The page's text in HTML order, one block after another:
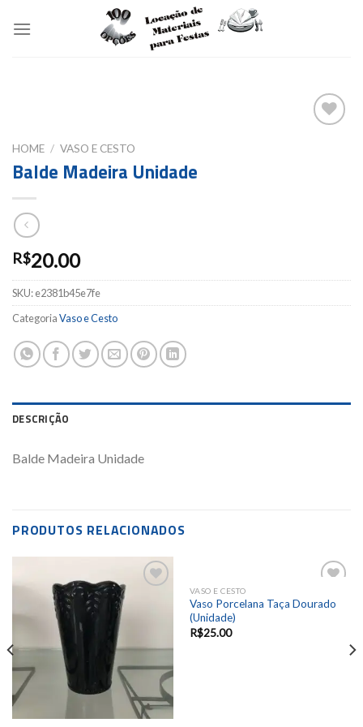
HOME / VASO E CESTO
Balde Madeira Unidade
R$20.00
SKU:e2381b45e7fe
CategoriaVaso e Cesto
DESCRIÇÃO
Balde Madeira Unidade
PRODUTOS RELACIONADOS
Add to
wishlist
VASO E CESTO
Vaso Porcelana Taça Dourado
(Unidade)
R$25.00